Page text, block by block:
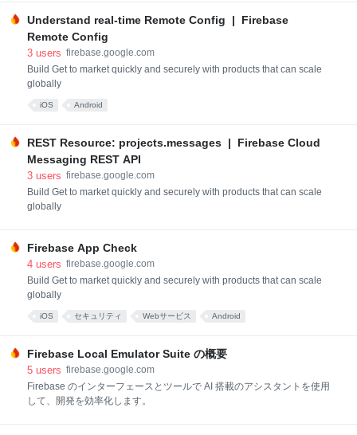
Understand real-time Remote Config | Firebase
Remote Config
3 users firebase.google.com
Build Get to market quickly and securely with products that can scale
globally
iOS Android
REST Resource: projects.messages | Firebase Cloud
Messaging REST API
3 users firebase.google.com
Build Get to market quickly and securely with products that can scale
globally
Firebase App Check
4 users firebase.google.com
Build Get to market quickly and securely with products that can scale
globally
iOS セキュリティ Webサービス Android
Firebase Local Emulator Suite の概要
5 users firebase.google.com
Firebase のインターフェースとツールで AI 搭載のアシスタントを使用
して、開発を効率化します。